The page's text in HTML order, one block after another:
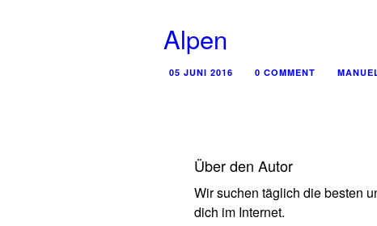
Alpen
05 JUNI 2016 0 COMMENT
Über den Autor
Wir suchen täglich die besten
dich im Internet.